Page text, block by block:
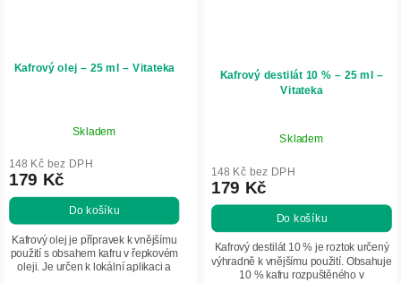
Kafrový olej – 25 ml – Vitateka
Skladem
148 Kč bez DPH
179 Kč
Do košíku
Kafrový olej je přípravek k vnějšímu
použití s obsahem kafru v řepkovém
oleji. Je určen k lokální aplikaci a
Kafrový destilát 10 % – 25 ml –
Vitateka
Skladem
148 Kč bez DPH
179 Kč
Do košíku
Kafrový destilát 10 % je roztok určený
výhradně k vnějšímu použití. Obsahuje
10 % kafru rozpuštěného v